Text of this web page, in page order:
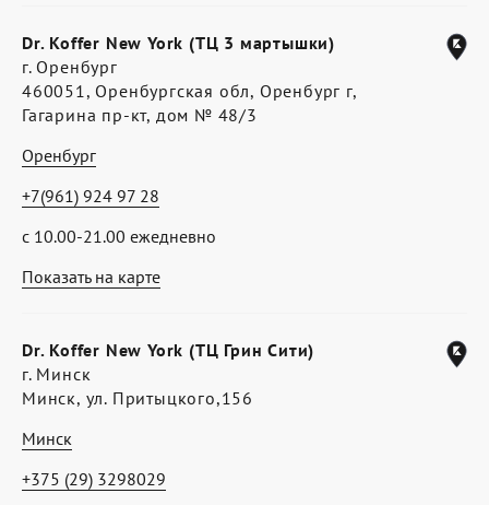
Показать на карте
Dr. Koffer New York (ТЦ 3 мартышки)
г. Оренбург
460051, Оренбургская обл, Оренбург г,
Гагарина пр-кт, дом № 48/3
Оренбург
с 10.00-21.00 ежедневно
+7(961) 924 97 28
Dr. Koffer New York (ТЦ Грин Сити)
г. Минск
Минск, ул. Притыцкого,156
Минск
+375 (29) 3298029